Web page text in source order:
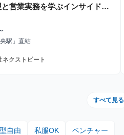
営業実務を学ぶインサイドセ
ターン
駅」直結
ネクストビート
すべて見る
自由 私服OK ベンチャー